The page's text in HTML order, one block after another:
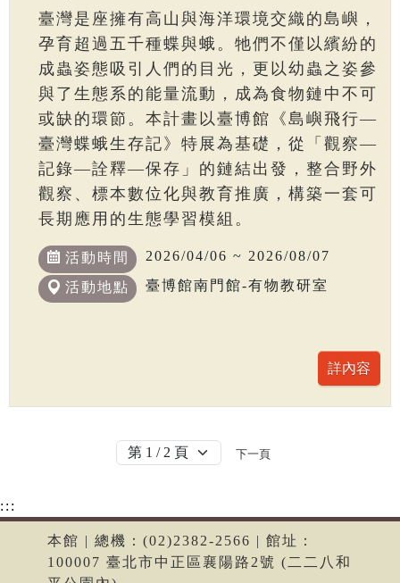
臺灣是座擁有高山與海洋環境交織的島嶼，
孕育超過五千種蝶與蛾。牠們不僅以繽紛的
成蟲姿態吸引人們的目光，更以幼蟲之姿參
與了生態系的能量流動，成為食物鏈中不可
或缺的環節。本計畫以臺博館《島嶼飛行—
臺灣蝶蛾生存記》特展為基礎，從「觀察—
記錄—詮釋—保存」的鏈結出發，整合野外
觀察、標本數位化與教育推廣，構築一套可
長期應用的生態學習模組。
活動時間 2026/04/06 ~ 2026/08/07
活動地點 臺博館南門館-有物教研室
下一頁
:::
本館 | 總機：(02)2382-2566 | 館址：
100007 臺北市中正區襄陽路2號 (二二八和